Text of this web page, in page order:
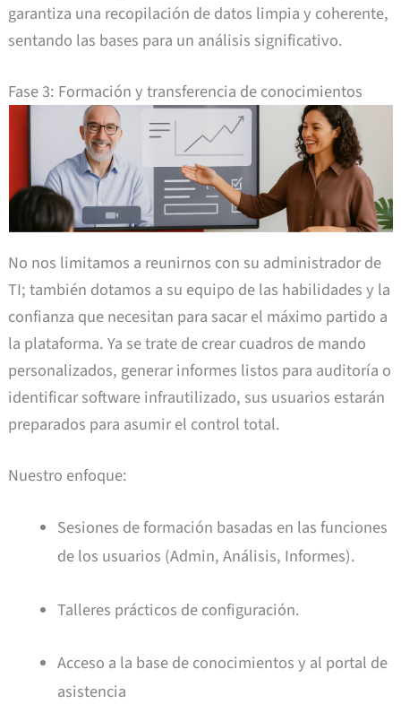
garantiza una recopilación de datos limpia y coherente,
sentando las bases para un análisis significativo.
Fase 3: Formación y transferencia de conocimientos
No nos limitamos a reunirnos con su administrador de
TI; también dotamos a su equipo de las habilidades y la
confianza que necesitan para sacar el máximo partido a
la plataforma. Ya se trate de crear cuadros de mando
personalizados, generar informes listos para auditoría o
identificar software infrautilizado, sus usuarios estarán
preparados para asumir el control total.
Nuestro enfoque:
Sesiones de formación basadas en las funciones
de los usuarios (Admin, Análisis, Informes).
Talleres prácticos de configuración.
Acceso a la base de conocimientos y al portal de
asistencia